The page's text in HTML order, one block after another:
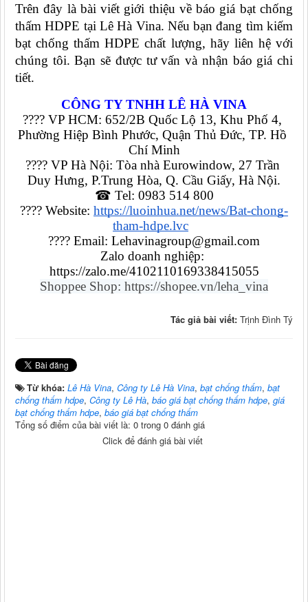
Trên đây là bài viết giới thiệu về báo giá bạt chống
thấm HDPE tại Lê Hà Vina. Nếu bạn đang tìm kiếm
bạt chống thấm HDPE chất lượng, hãy liên hệ với
chúng tôi. Bạn sẽ được tư vấn và nhận báo giá chi
tiết.
CÔNG TY TNHH LÊ HÀ VINA
???? VP HCM: 652/2B Quốc Lộ 13, Khu Phố 4,
Phường Hiệp Bình Phước, Quận Thủ Đức, TP. Hồ
Chí Minh
???? VP Hà Nội: Tòa nhà Eurowindow, 27 Trần
Duy Hưng, P.Trung Hòa, Q. Cầu Giấy, Hà Nội.
☎ Tel: 0983 514 800
???? Website: https://luoinhua.net/news/Bat-chong-
tham-hdpe.lvc
???? Email: Lehavinagroup@gmail.com
https://zalo.me/4102110169338415055
Shoppee Shop: https://shopee.vn/leha_vina
Tác giả bài viết: Trịnh Đình Tý
Từ khóa: Lê Hà Vina, Công ty Lê Hà Vina, bạt chống thấm, bạt
chống thấm hdpe, Công ty Lê Hà, báo giá bạt chống thấm hdpe, giá
bạt chống thấm hdpe, báo giá bạt chống thấm
Tổng số điểm của bài viết là: 0 trong 0 đánh giá
Click để đánh giá bài viết